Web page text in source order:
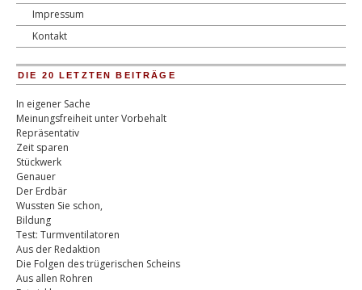
Impressum
Kontakt
DIE 20 LETZTEN BEITRÄGE
In eigener Sache
Meinungsfreiheit unter Vorbehalt
Repräsentativ
Zeit sparen
Stückwerk
Genauer
Der Erdbär
Wussten Sie schon,
Bildung
Test: Turmventilatoren
Aus der Redaktion
Die Folgen des trügerischen Scheins
Aus allen Rohren